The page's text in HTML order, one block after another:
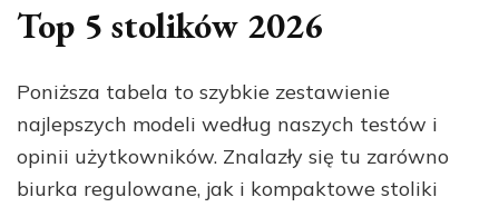
Top 5 stolików 2026
Poniższa tabela to szybkie zestawienie
najlepszych modeli według naszych testów i
opinii użytkowników. Znalazły się tu zarówno
biurka regulowane, jak i kompaktowe stoliki